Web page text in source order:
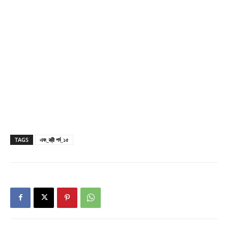
TAGS এবং_স্ত্রী পর্ব_১৫